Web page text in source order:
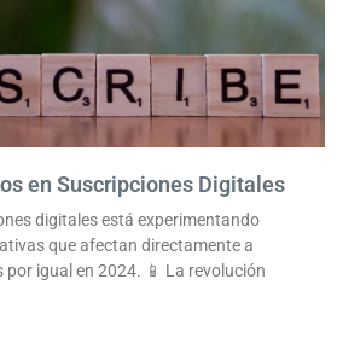
en Suscripciones Digitales
digitales está experimentando
que afectan directamente a
igual en 2024. 📱 La revolución